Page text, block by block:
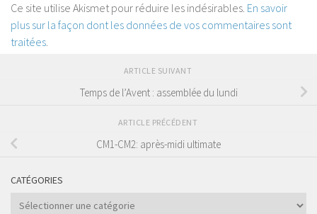
Ce site utilise Akismet pour réduire les indésirables. En savoir
plus sur la façon dont les données de vos commentaires sont
traitées.
ARTICLE SUIVANT
Temps de l’Avent : assemblée du lundi
ARTICLE PRÉCÉDENT
CM1-CM2: après-midi ultimate
CATÉGORIES
Catégories